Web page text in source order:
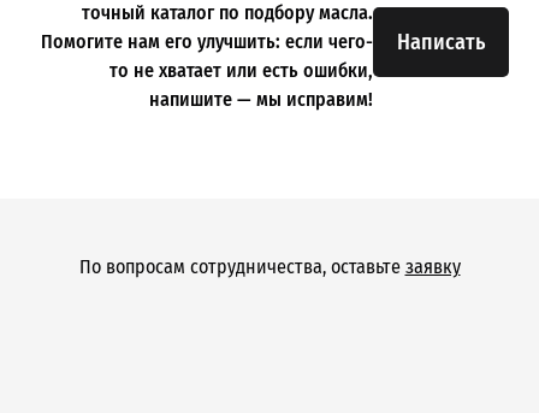
Написать
точный каталог по подбору масла.
Помогите нам его улучшить: если чего-
то не хватает или есть ошибки,
напишите — мы исправим!
По вопросам сотрудничества, оставьте заявку